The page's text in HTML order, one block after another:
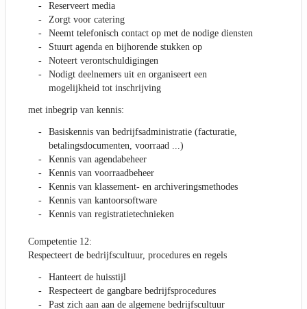
Reserveert media
Zorgt voor catering
Neemt telefonisch contact op met de nodige diensten
Stuurt agenda en bijhorende stukken op
Noteert verontschuldigingen
Nodigt deelnemers uit en organiseert een
mogelijkheid tot inschrijving
met inbegrip van kennis:
Basiskennis van bedrijfsadministratie (facturatie,
betalingsdocumenten, voorraad ...)
Kennis van agendabeheer
Kennis van voorraadbeheer
Kennis van klassement- en archiveringsmethodes
Kennis van kantoorsoftware
Kennis van registratietechnieken
Competentie 12:
Respecteert de bedrijfscultuur, procedures en regels
Hanteert de huisstijl
Respecteert de gangbare bedrijfsprocedures
Past zich aan aan de algemene bedrijfscultuur